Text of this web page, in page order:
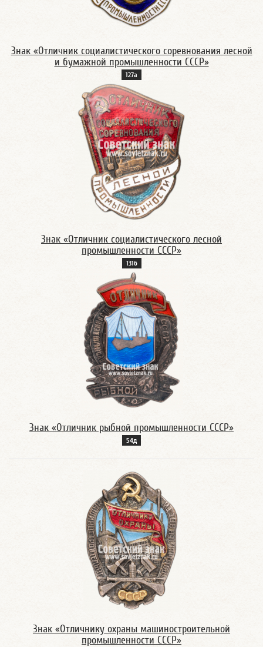
Знак «Отличник социалистического соревнования лесной
и бумажной промышленности СССР»
127а
Знак «Отличник социалистического лесной
промышленности СССР»
131б
Знак «Отличник рыбной промышленности СССР»
54д
Знак «Отличнику охраны машиностроительной
промышленности СССР»